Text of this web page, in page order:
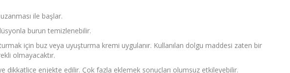
ile başlar.
burun temizlenebilir.
için buz veya uyuşturma kremi uygulanır. Kullanılan dolgu maddesi zaten bir
olmayacaktır.
dikkatlice enjekte edilir. Çok fazla eklemek sonuçları olumsuz etkileyebilir.